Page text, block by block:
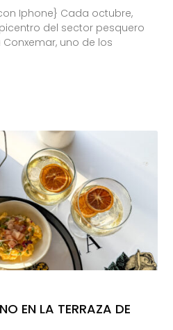
Iphone} Cada octubre,
del sector pesquero
uno de los
EN LA TERRAZA DE